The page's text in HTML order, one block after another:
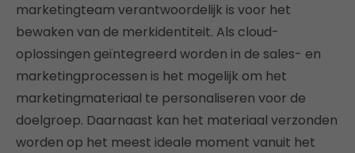
marketingteam verantwoordelijk is voor het
bewaken van de merkidentiteit. Als cloud-
oplossingen geïntegreerd worden in de sales- en
marketingprocessen is het mogelijk om het
marketingmateriaal te personaliseren voor de
doelgroep. Daarnaast kan het materiaal verzonden
worden op het meest ideale moment vanuit het